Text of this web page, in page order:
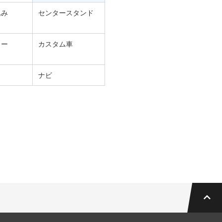
センタースタンド
カスタム車
ナビ